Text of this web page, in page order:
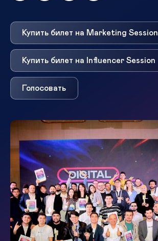
Купить билет на Marketing Session
Купить билет на Influencer Session
Голосовать